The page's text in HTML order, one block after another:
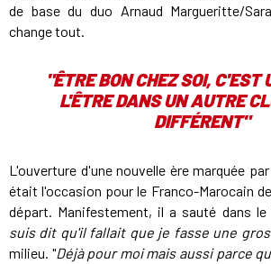
de base du duo Arnaud Margueritte/
change tout.
"ÊTRE BON CHEZ SOI, C'EST
L'ÊTRE DANS UN AUTRE
DIFFÉRENT"
L'ouverture d'une nouvelle ère marquée
était l'occasion pour le Franco-Marocain
départ. Manifestement, il a sauté dans le
suis dit qu'il fallait que je fasse une
milieu. "Déjà pour moi mais aussi parce